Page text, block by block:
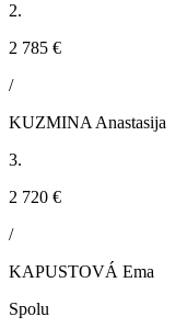
2.
2 785 €
/
KUZMINA Anastasija
3.
2 720 €
/
KAPUSTOVÁ Ema
Spolu